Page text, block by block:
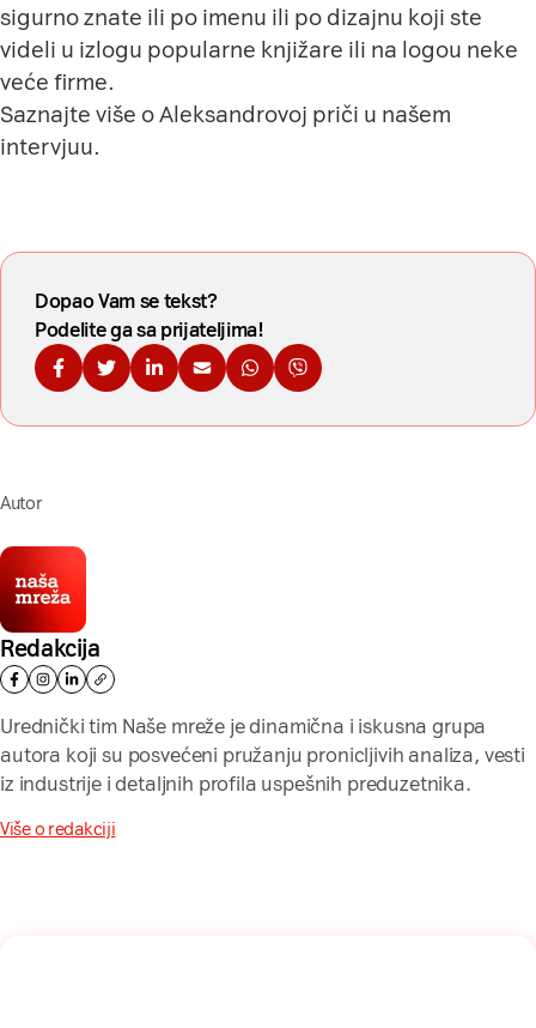
sigurno znate ili po imenu ili po dizajnu koji ste
videli u izlogu popularne knjižare ili na logou neke
veće firme.
Saznajte više o Aleksandrovoj priči u našem
intervjuu.
Dopao Vam se tekst?
Podelite ga sa prijateljima!
Podelite na Fejsbuku
Podelite na Tviteru
Podelite na Linkdinu
Podelite na imejl
Podelite na WhatsApp
Podelite na Viberu
Autor
Redakcija
Urednički tim Naše mreže je dinamična i iskusna grupa
autora koji su posvećeni pružanju pronicljivih analiza, vesti
iz industrije i detaljnih profila uspešnih preduzetnika.
Više o redakciji